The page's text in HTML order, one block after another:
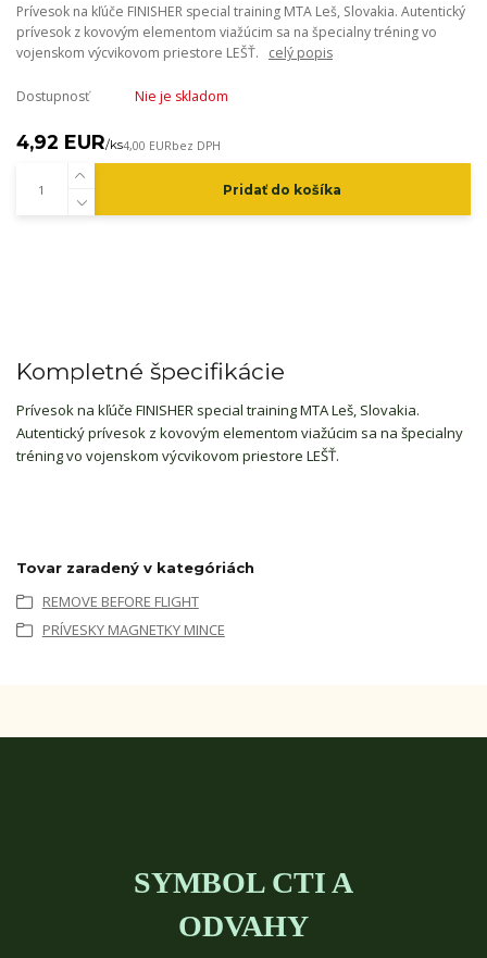
Prívesok na kľúče FINISHER special training MTA Leš, Slovakia. Autentický
prívesok z kovovým elementom viažúcim sa na špecialny tréning vo
vojenskom výcvikovom priestore LEŠŤ. celý popis
Dostupnosť Nie je skladom
4,92 EUR/ks4,00 EURbez DPH
Pridať do košíka
Kompletné špecifikácie
Prívesok na kľúče FINISHER special training MTA Leš, Slovakia.
Autentický prívesok z kovovým elementom viažúcim sa na špecialny
tréning vo vojenskom výcvikovom priestore LEŠŤ.
Tovar zaradený v kategóriách
REMOVE BEFORE FLIGHT
PRÍVESKY MAGNETKY MINCE
SYMBOL CTI A
ODVAHY